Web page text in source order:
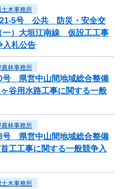
土木事務所
5号 公共 防災・安全交
一）大垣江南線 仮設工工事
入札公告
農林事務所
号 県営中山間地域総合整備
用水路工事に関する一般
農林事務所
号 県営中山間地域総合整備
工事に関する一般競争入
土木事務所